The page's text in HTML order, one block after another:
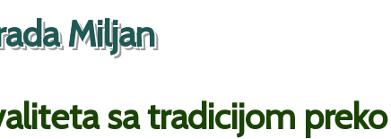
Miljan
sa tradicijom